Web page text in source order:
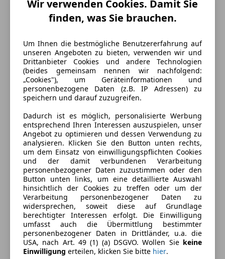
Energieverbrauch
Kraftstoff
Diesel
Kraftstoffverbrauch
0,00l/100 km (komb.)
CO₂-Emissionen
146 g/km (komb.)
Ausstattung
Komfort
Armlehne
Berganfahrassistent
Elektrische Seitenspiegel
Klimaanlage
Lichtsensor
Multifunktionslenkrad
Mehr anzeigen
Farbe und Innenausstattung
Außenfarbe
Silber
Lackierung
Metallic
Wir verwenden Cookies. Damit Sie
finden, was Sie brauchen.
Um Ihnen die bestmögliche Benutzererfahrung auf
unseren Angeboten zu bieten, verwenden wir und
Drittanbieter Cookies und andere Technologien
(beides gemeinsam nennen wir nachfolgend:
„Cookies"), um Geräteinformationen und
personenbezogene Daten (z.B. IP Adressen) zu
speichern und darauf zuzugreifen.
Dadurch ist es möglich, personalisierte Werbung
entsprechend Ihren Interessen auszuspielen, unser
Angebot zu optimieren und dessen Verwendung zu
analysieren. Klicken Sie den Button unten rechts,
um dem Einsatz von einwilligungspflichten Cookies
und der damit verbundenen Verarbeitung
personenbezogener Daten zuzustimmen oder den
Button unten links, um eine detaillierte Auswahl
hinsichtlich der Cookies zu treffen oder um der
Verarbeitung personenbezogener Daten zu
widersprechen, soweit diese auf Grundlage
berechtigter Interessen erfolgt. Die Einwilligung
umfasst auch die Übermittlung bestimmter
personenbezogener Daten in Drittländer, u.a. die
USA, nach Art. 49 (1) (a) DSGVO. Wollen Sie keine
Einwilligung erteilen, klicken Sie bitte hier.